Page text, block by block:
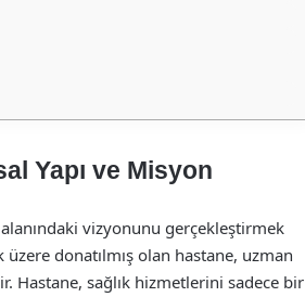
Yapı ve Misyon
vizyonunu gerçekleştirmek
donatılmış olan hastane, uzman
Hastane, sağlık hizmetlerini sadece bir